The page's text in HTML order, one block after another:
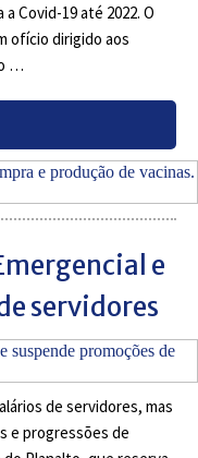
Covid-19 até 2022. O
ofício dirigido aos
…
e
servidores
de servidores, mas
e progressões de